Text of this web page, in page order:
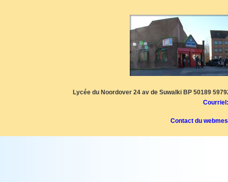
Lycée du Noordover 24 av de Suwalki BP 50189
Contact du